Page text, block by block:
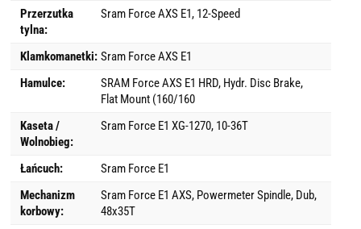
Przerzutka
tylna:
Sram Force AXS E1, 12-Speed
Klamkomanetki: Sram Force AXS E1
Hamulce:
SRAM Force AXS E1 HRD, Hydr. Disc Brake,
Flat Mount (160/160
Kaseta /
Wolnobieg:
Sram Force E1 XG-1270, 10-36T
Łańcuch:
Sram Force E1
Mechanizm
korbowy:
Sram Force E1 AXS, Powermeter Spindle, Dub,
48x35T